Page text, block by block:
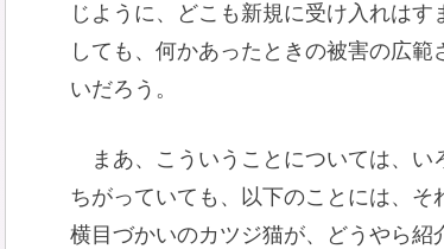
じように、どこも新規に受け入れは
しても、何かあったときの被害の広
いだろう。
まあ、こういうことについては、
ちがっていても、以下のことには、そ
横目づかいのカツジ猫が、どうやら